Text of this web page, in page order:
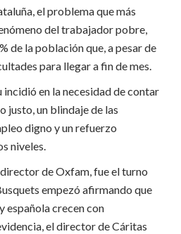
el problema que más
del trabajador pobre,
de la población que, a pesar de
para llegar a fin de mes.
en la necesidad de contar
justo, un blindaje de las
digno y un refuerzo
niveles.
de Oxfam, fue el turno
empezó afirmando que
española crecen con
el director de Cáritas